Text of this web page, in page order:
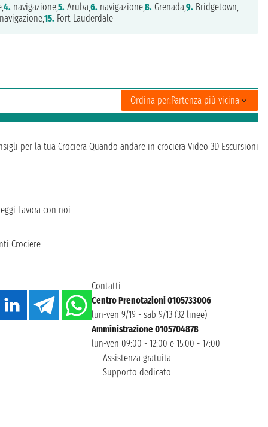
4. navigazione,5. Aruba,6. navigazione,8. Grenada,9. Bridgetown,
navigazione,15. Fort Lauderdale
Ordina per:Partenza più vicina
per la tua Crociera Quando andare in crociera Video 3D Escursioni
Lavora con noi
Crociere
Contatti
Centro Prenotazioni 0105733006
lun-ven 9/19 - sab 9/13 (32 linee)
Amministrazione 0105704878
lun-ven 09:00 - 12:00 e 15:00 - 17:00
Assistenza gratuita
Supporto dedicato